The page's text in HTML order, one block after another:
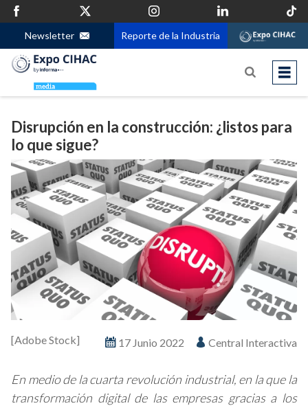
Newsletter Reporte de la Industria
Disrupción en la construcción: ¿listos para
lo que sigue?
17 Junio 2022 Central Interactiva
[Adobe Stock]
En medio de la cuarta revolución industrial, en la que la
transformación digital de las empresas gracias a los